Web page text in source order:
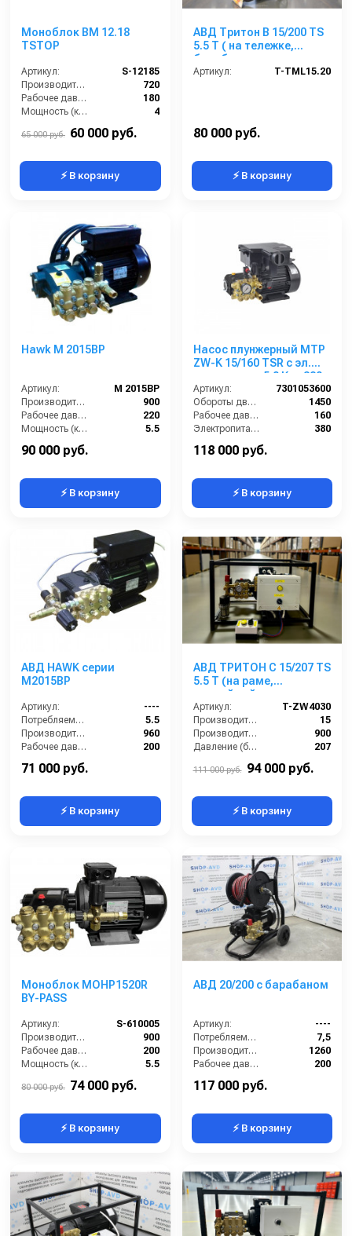
Моноблок BM 12.18
TSTOP
Артикул:
S-12185
Производительность (л/ч):
720
Рабочее давление (бар):
180
Мощность (кВт):
4
65 000 руб. 60 000 руб.
⚡ В корзину
АВД Тритон B 15/200 TS
5.5 T ( на тележке,
барабан, электрика с
тёплозащитой)
Артикул: T-TML15.20
80 000 руб.
⚡ В корзину
Hawk M 2015BP
Артикул:
M 2015BP
Производительность (л/ч):
900
Рабочее давление (бар):
220
Мощность (кВт):
5.5
Электропитание (В):
90 000 руб.
⚡ В корзину
Насос плунжерный MTP
ZW-K 15/160 TSR с эл.
двигателем 5,0 Квт 380
В
Артикул:
7301053600
Обороты двигателя (об/мин):
1450
Рабочее давление (бар):
160
Электропитание (В):
380
118 000 руб.
⚡ В корзину
АВД HAWK серии
M2015BP
Артикул:
----
Потребляемая мощность (кВт):
5.5
Производительность (л/ч):
960
Рабочее давление (бар):
200
71 000 руб.
⚡ В корзину
АВД ТРИТОН C 15/207 TS
5.5 T (на раме,
аварийный регулятор
давления SVL28,
манометр, тепловое
реле)
Артикул:
T-ZW4030
Производительность (л/мин):
15
Производительность (л/ч):
900
Давление (бар):
207
111 000 руб. 94 000 руб.
⚡ В корзину
Моноблок MOHP1520R
BY-PASS
Артикул:
S-610005
Производительность (л/ч):
900
Рабочее давление (бар):
200
Мощность (кВт):
5.5
80 000 руб. 74 000 руб.
⚡ В корзину
АВД 20/200 с барабаном
Артикул:
----
Потребляемая мощность (кВт):
7,5
Производительность (л/ч):
1260
Рабочее давление (бар):
200
117 000 руб.
⚡ В корзину